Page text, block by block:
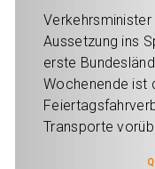
Aussetzung ins
erste
Wochenende ist
Transporte